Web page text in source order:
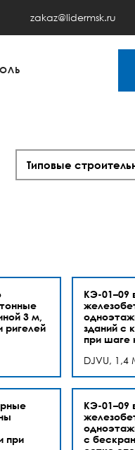
zakaz@lidermsk.ru
3 м,
ригелей
КЭ-01–09
зданий с
при шаге
DJVU, 1,4
при
КЭ-01–09
с